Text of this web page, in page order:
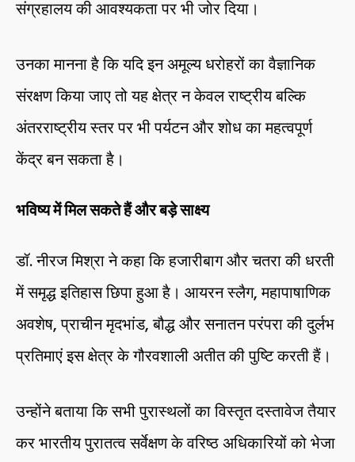
संग्रहालय की आवश्यकता पर भी जोर दिया।
उनका मानना है कि यदि इन अमूल्य धरोहरों का वैज्ञानिक
संरक्षण किया जाए तो यह क्षेत्र न केवल राष्ट्रीय बल्कि
अंतरराष्ट्रीय स्तर पर भी पर्यटन और शोध का महत्वपूर्ण
केंद्र बन सकता है।
भविष्य में मिल सकते हैं और बड़े साक्ष्य
डॉ. नीरज मिश्रा ने कहा कि हजारीबाग और चतरा की धरती
में समृद्ध इतिहास छिपा हुआ है। आयरन स्लैग, महापाषाणिक
अवशेष, प्राचीन मृदभांड, बौद्ध और सनातन परंपरा की दुर्लभ
प्रतिमाएं इस क्षेत्र के गौरवशाली अतीत की पुष्टि करती हैं।
उन्होंने बताया कि सभी पुरास्थलों का विस्तृत दस्तावेज तैयार
कर भारतीय पुरातत्व सर्वेक्षण के वरिष्ठ अधिकारियों को भेजा